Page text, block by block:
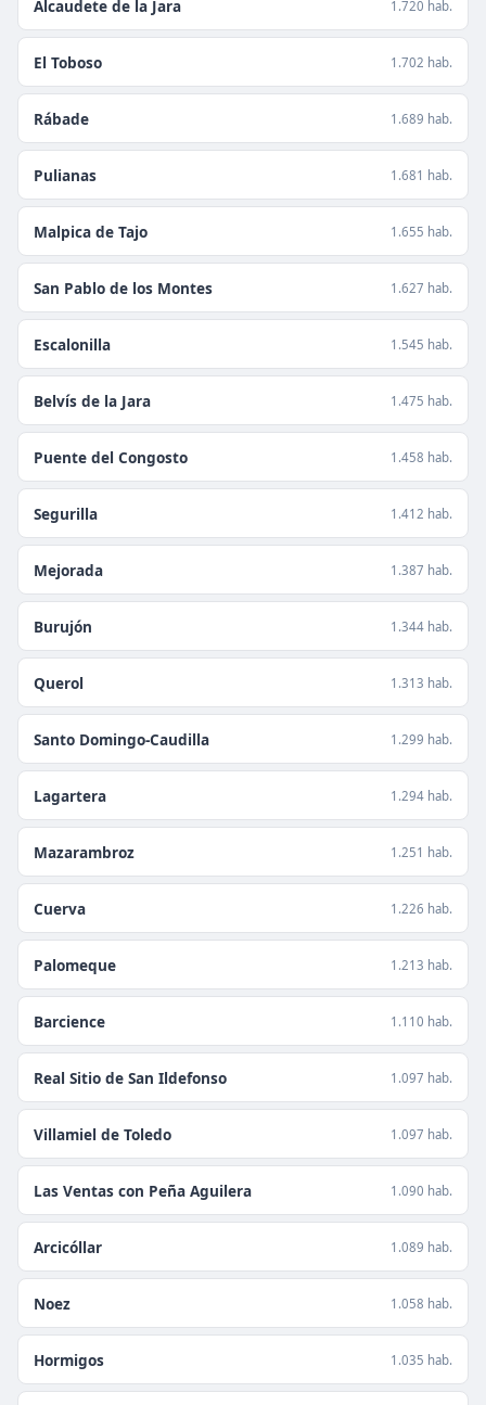
Alcaudete de la Jara 1.720 hab.
El Toboso 1.702 hab.
Rábade 1.689 hab.
Pulianas 1.681 hab.
Malpica de Tajo 1.655 hab.
San Pablo de los Montes 1.627 hab.
Escalonilla 1.545 hab.
Belvís de la Jara 1.475 hab.
Puente del Congosto 1.458 hab.
Segurilla 1.412 hab.
Mejorada 1.387 hab.
Burujón 1.344 hab.
Querol 1.313 hab.
Santo Domingo-Caudilla 1.299 hab.
Lagartera 1.294 hab.
Mazarambroz 1.251 hab.
Cuerva 1.226 hab.
Palomeque 1.213 hab.
Barcience 1.110 hab.
Real Sitio de San Ildefonso 1.097 hab.
Villamiel de Toledo 1.097 hab.
Las Ventas con Peña Aguilera 1.090 hab.
Arcicóllar 1.089 hab.
Noez 1.058 hab.
Hormigos 1.035 hab.